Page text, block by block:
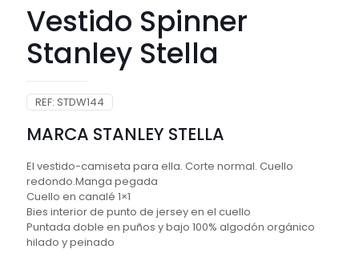
Vestido Spinner
Stanley Stella
REF: STDW144
MARCA STANLEY STELLA
El vestido-camiseta para ella. Corte normal. Cuello
redondo.Manga pegada
Cuello en canalé 1×1
Bies interior de punto de jersey en el cuello
Puntada doble en puños y bajo 100% algodón orgánico
hilado y peinado